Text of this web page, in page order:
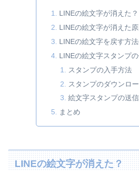
LINEの絵文字が消えた？
LINEの絵文字が消えた原
LINEの絵文字を戻す方法
LINEの絵文字スタンプ
スタンプの入手方法
スタンプのダウンロ
絵文字スタンプの送
まとめ
LINEの絵文字が消えた？